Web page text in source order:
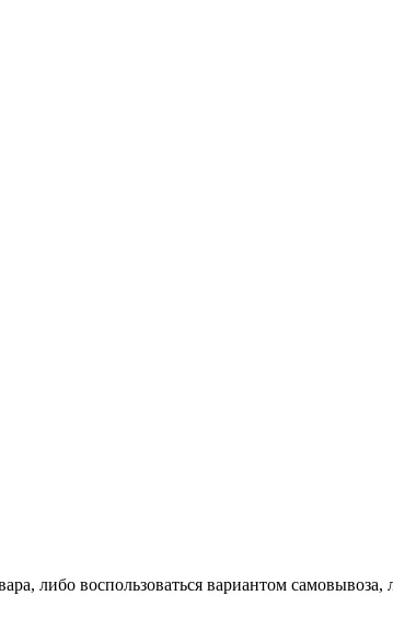
либо воспользоваться вариантом самовывоза,